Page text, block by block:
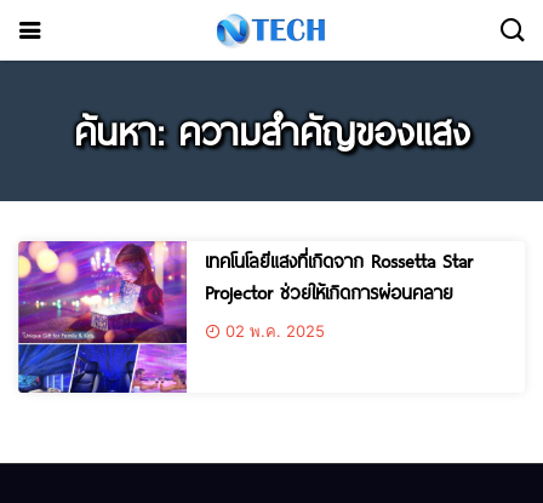
ค้นหา: ความสำคัญของแสง
เทคโนโลยีแสงที่เกิดจาก Rossetta Star
Projector ช่วยให้เกิดการผ่อนคลาย
02 พ.ค. 2025